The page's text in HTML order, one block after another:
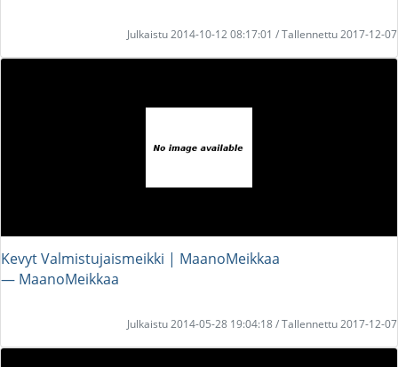
Julkaistu 2014-10-12 08:17:01 / Tallennettu 2017-12-07
Kevyt Valmistujaismeikki | MaanoMeikkaa
― MaanoMeikkaa
Julkaistu 2014-05-28 19:04:18 / Tallennettu 2017-12-07